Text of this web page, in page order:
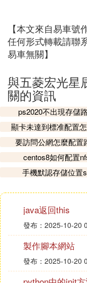
【本文來自易車
任何形式轉載請聯
易車無關】
與五菱宏光星
關的資訊
ps2020不出現存儲
顯卡未達到標准配置
要訪問公網怎麼配置
centos8如何配置
手機默認存儲位置
java返回this
發布：2025-10-20
製作腳本網站
發布：2025-10-20